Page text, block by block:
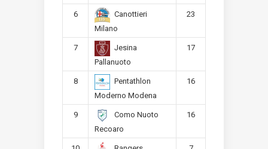
6
Canottieri
Milano
23
7
Jesina
Pallanuoto
17
8
Pentathlon
Moderno Modena
16
9
Como Nuoto
Recoaro
16